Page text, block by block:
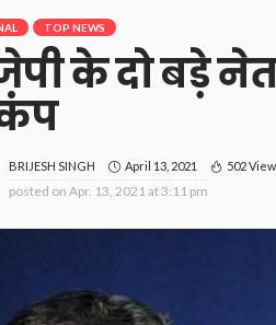
TOP NEWS
के दो बड़े
BRIJESH SINGH April 13, 2021 502
posted on Apr. 13, 2021 at 3:11 pm